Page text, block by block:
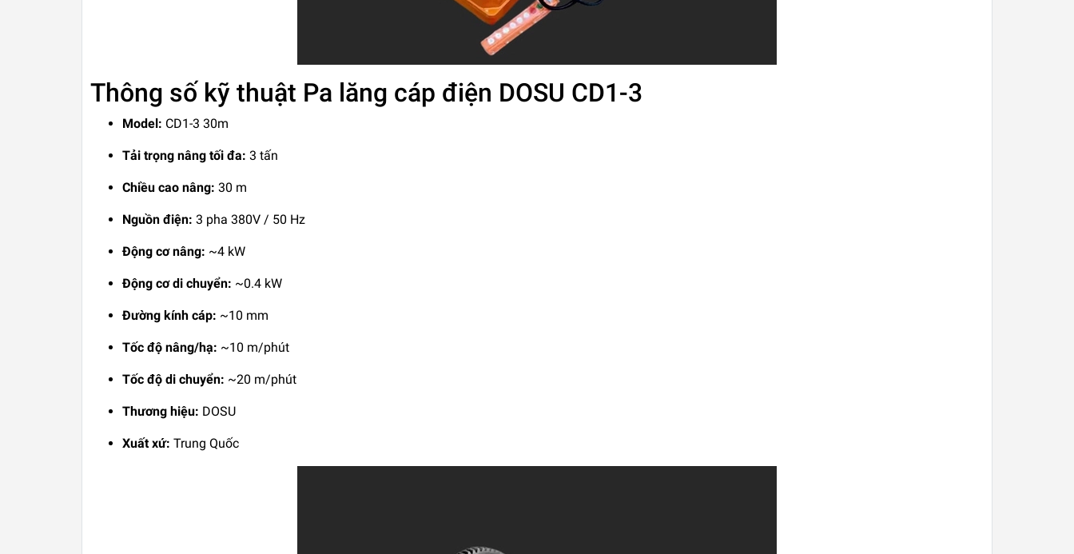
Thông số kỹ thuật Pa lăng cáp điện DOSU CD1-3
Model: CD1-3 30m
Tải trọng nâng tối đa: 3 tấn
Chiều cao nâng: 30 m
Nguồn điện: 3 pha 380V / 50 Hz
Động cơ nâng: ~4 kW
Động cơ di chuyển: ~0.4 kW
Đường kính cáp: ~10 mm
Tốc độ nâng/hạ: ~10 m/phút
Tốc độ di chuyển: ~20 m/phút
Thương hiệu: DOSU
Xuất xứ: Trung Quốc